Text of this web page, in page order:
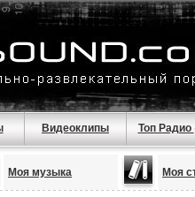
Видеоклипы Топ Радио
Моя музыка Моя